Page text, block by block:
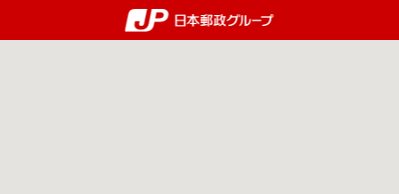
郵便局・日本郵政グループ